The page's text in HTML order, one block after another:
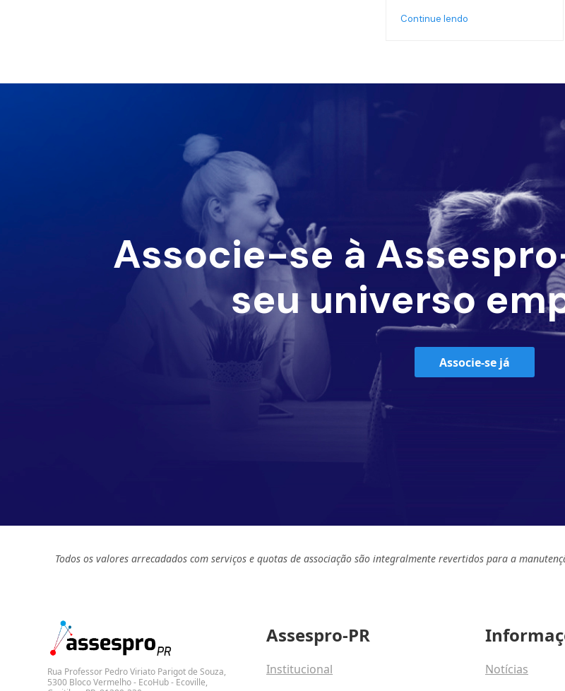
Continue lendo
Associe-se à
seu universo
Associe-se já
Todos os valores arrecadados com serviços e quotas de associação são integralmente revertidos para a
Rua Professor Pedro Viriato Parigot de Souza,
5300 Bloco Vermelho - EcoHub - Ecoville,
Assespro-PR
Institucional Notícias